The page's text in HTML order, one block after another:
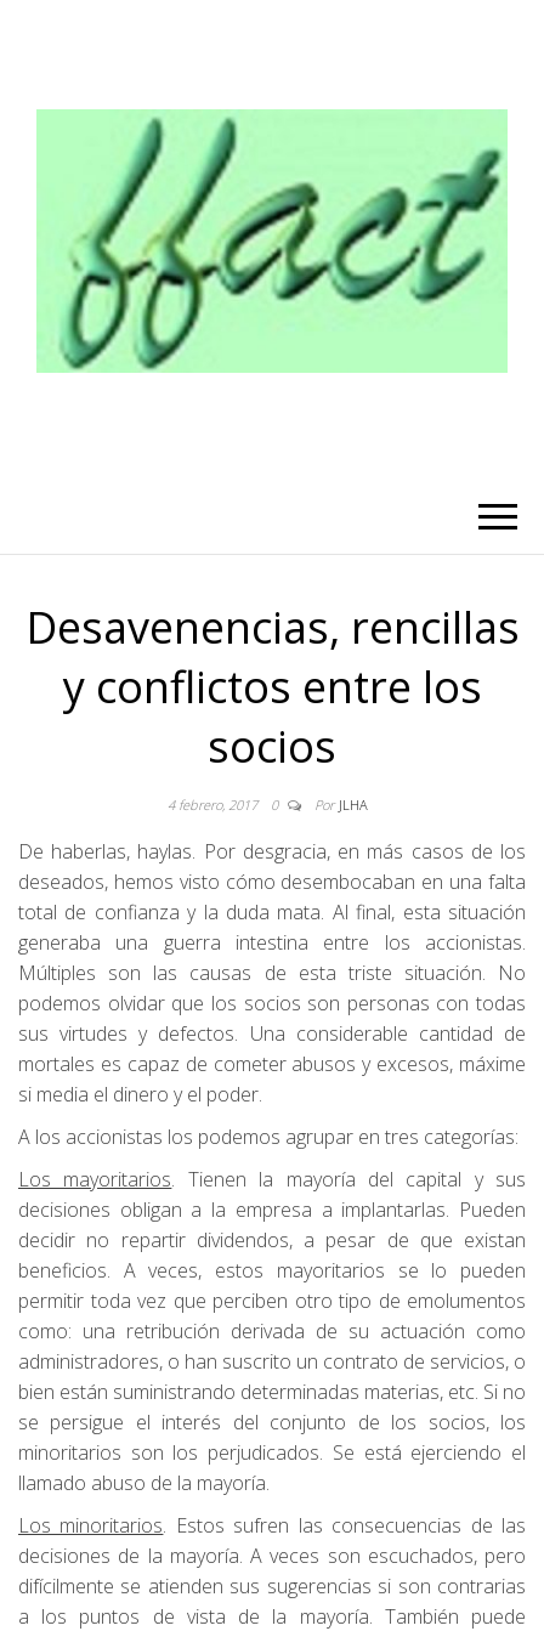
Desavenencias, rencillas
y conflictos entre los
socios
4 febrero, 2017 0 Por JLHA
De haberlas, haylas. Por desgracia, en más casos de los
deseados, hemos visto cómo desembocaban en una falta
total de confianza y la duda mata. Al final, esta situación
generaba una guerra intestina entre los accionistas.
Múltiples son las causas de esta triste situación. No
podemos olvidar que los socios son personas con todas
sus virtudes y defectos. Una considerable cantidad de
mortales es capaz de cometer abusos y excesos, máxime
si media el dinero y el poder.
A los accionistas los podemos agrupar en tres categorías:
Los mayoritarios. Tienen la mayoría del capital y sus
decisiones obligan a la empresa a implantarlas. Pueden
decidir no repartir dividendos, a pesar de que existan
beneficios. A veces, estos mayoritarios se lo pueden
permitir toda vez que perciben otro tipo de emolumentos
como: una retribución derivada de su actuación como
administradores, o han suscrito un contrato de servicios, o
bien están suministrando determinadas materias, etc. Si no
se persigue el interés del conjunto de los socios, los
minoritarios son los perjudicados. Se está ejerciendo el
llamado abuso de la mayoría.
Los minoritarios. Estos sufren las consecuencias de las
decisiones de la mayoría. A veces son escuchados, pero
difícilmente se atienden sus sugerencias si son contrarias
a los puntos de vista de la mayoría. También puede